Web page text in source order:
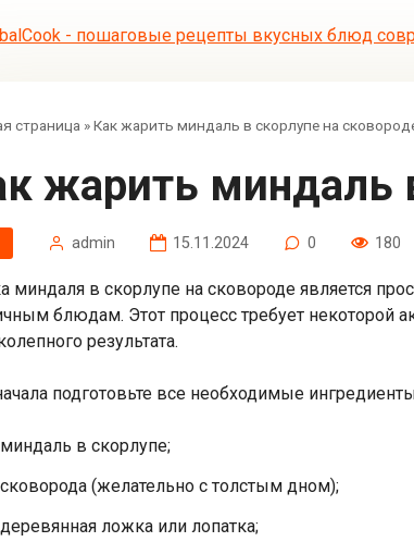
страница »Как жарить миндаль в скорлупе на
жарить миндаль
admin 15.11.2024 0 180
миндаля в скорлупе на сковороде является
блюдам. Этот процесс требует некоторой
результата.
подготовьте все необходимые
миндаль в скорлупе;
сковорода (желательно с толстым дном);
деревянная ложка или лопатка;